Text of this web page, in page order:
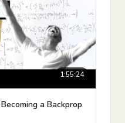
1:55:24
a Backprop